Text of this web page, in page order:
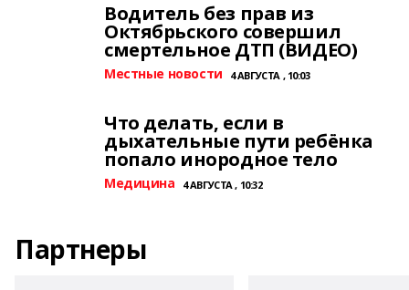
Водитель без прав из
Октябрьского совершил
смертельное ДТП (ВИДЕО)
Местные новости 4 АВГУСТА , 10:03
Что делать, если в
дыхательные пути ребёнка
попало инородное тело
Медицина 4 АВГУСТА , 10:32
Партнеры